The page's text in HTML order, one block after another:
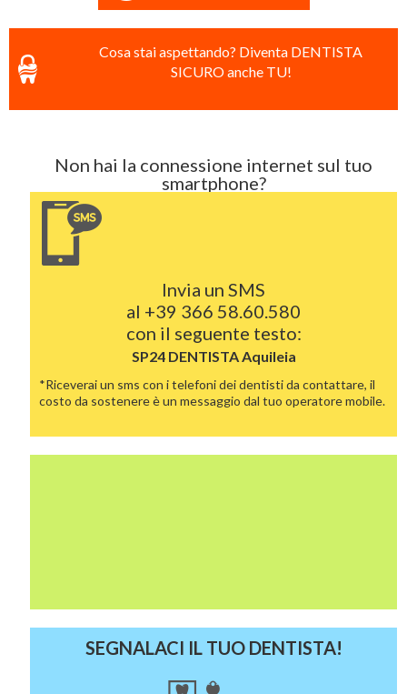
Cosa stai aspettando? Diventa DENTISTA
SICURO anche TU!
Non hai la connessione internet sul tuo
smartphone?
Invia un SMS
al +39 366 58.60.580
con il seguente testo:
SP24 DENTISTAAquileia
*Riceverai un sms con i telefoni dei dentisti da contattare, il
costo da sostenere è un messaggio dal tuo operatore mobile.
SEGNALACI IL TUO DENTISTA!